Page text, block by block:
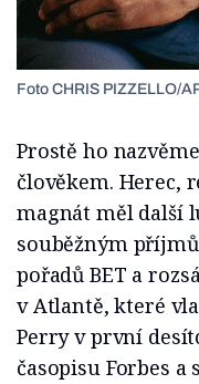
Foto CHRIS PIZZELLO/
Prostě ho
člověkem. Herec,
magnát měl další
souběžným
pořadů BET a
v Atlantě, které
Perry v první
časopisu Forbes